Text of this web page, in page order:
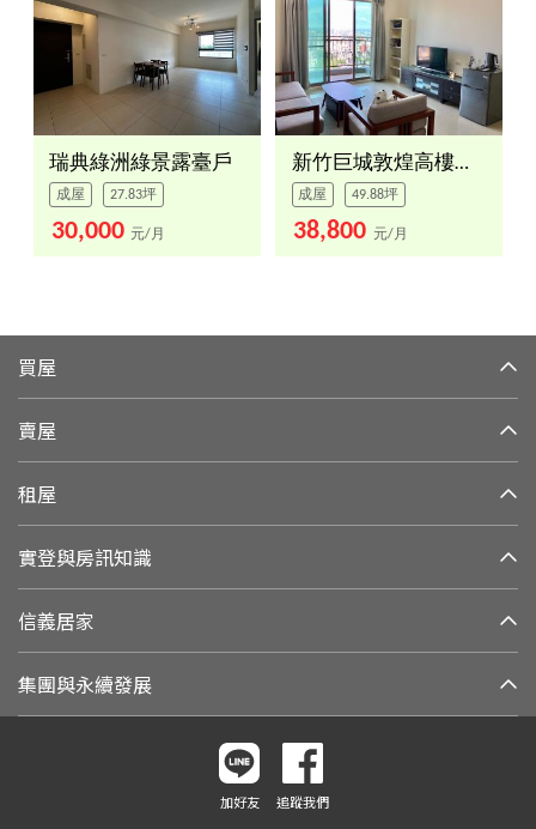
瑞典綠洲綠景露臺戶
成屋 27.83坪
30,000 元/月
新竹巨城敦煌高樓美三房
成屋 49.88坪
38,800 元/月
買屋
賣屋
租屋
實登與房訊知識
信義居家
集團與永續發展
加好友 追蹤我們